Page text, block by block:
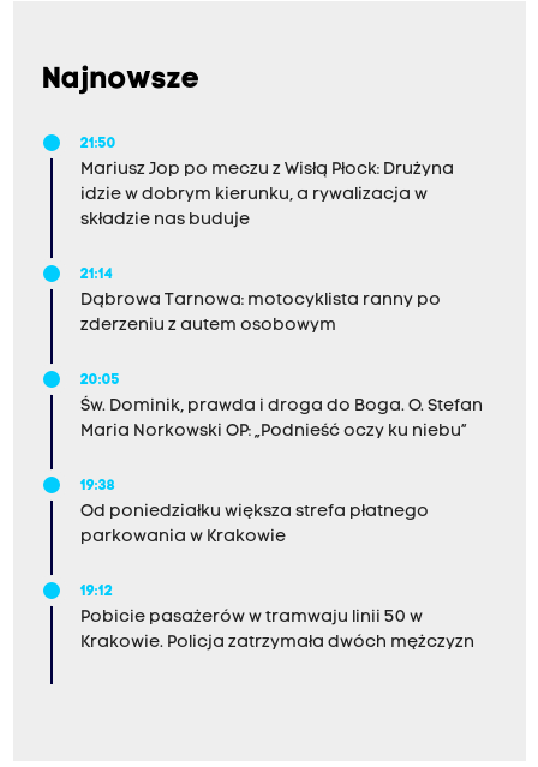
Najnowsze
21:50
Mariusz Jop po meczu z Wisłą Płock: Drużyna
idzie w dobrym kierunku, a rywalizacja w
składzie nas buduje
21:14
Dąbrowa Tarnowa: motocyklista ranny po
zderzeniu z autem osobowym
20:05
Św. Dominik, prawda i droga do Boga. O. Stefan
Maria Norkowski OP: „Podnieść oczy ku niebu”
19:38
Od poniedziałku większa strefa płatnego
parkowania w Krakowie
19:12
Pobicie pasażerów w tramwaju linii 50 w
Krakowie. Policja zatrzymała dwóch mężczyzn